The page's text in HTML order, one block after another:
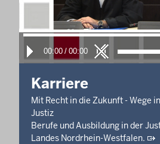
00:00 / 00:00
Karriere
Mit Recht in die Zukunft - Wege
Justiz
Berufe und Ausbildung in der
Landes Nordrhein-Westfalen.